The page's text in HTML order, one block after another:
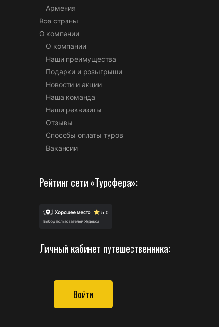
Армения
Все страны
О компании
О компании
Наши преимущества
Подарки и розыгрыши
Новости и акции
Наша команда
Наши реквизиты
Отзывы
Способы оплаты туров
Вакансии
Рейтинг сети «Турсфера»:
Личный кабинет путешественника:
Войти